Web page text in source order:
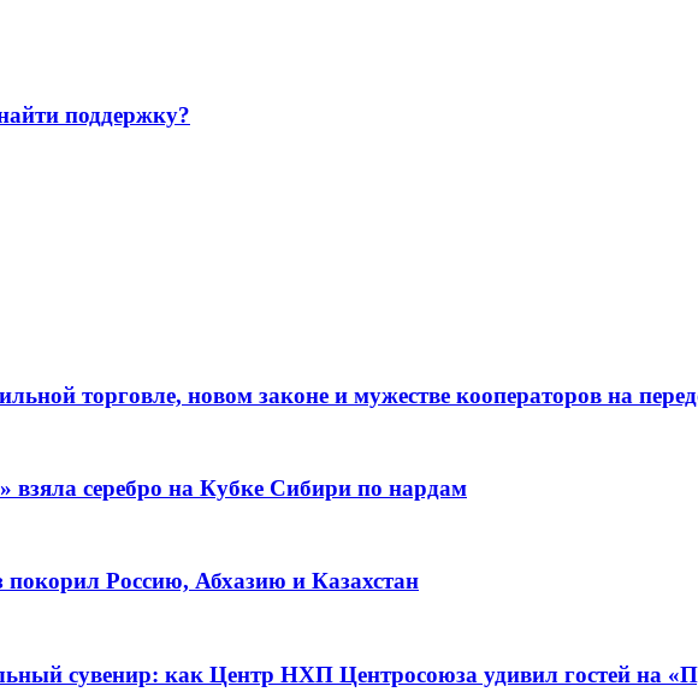
поддержку?
торговле, новом законе и мужестве кооператоров на
серебро на Кубке Сибири по нардам
Россию, Абхазию и Казахстан
сувенир: как Центр НХП Центросоюза удивил гостей на